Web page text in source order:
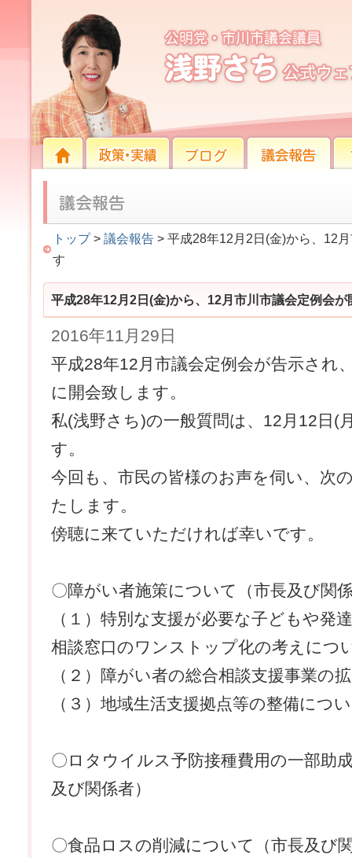
平成28年12月2日(金)から、12月市川市議会定例
トップ> 議会報告 > 平成28年12月2日(金)から、12
す
平成28年12月2日(金)から、12月市川市議会定例会が
2016年11月29日
平成28年12月市議会定例会が告示され
に開会致します。
私(浅野さち)の一般質問は、12月12日(
す。
今回も、市民の皆様のお声を伺い、次
たします。
傍聴に来ていただければ幸いです。
〇障がい者施策について（市長及び関
（１）特別な支援が必要な子どもや発
相談窓口のワンストップ化の考えにつ
（２）障がい者の総合相談支援事業の
（３）地域生活支援拠点等の整備につ
〇ロタウイルス予防接種費用の一部助
及び関係者）
〇食品ロスの削減について（市長及び
HOME
HOME